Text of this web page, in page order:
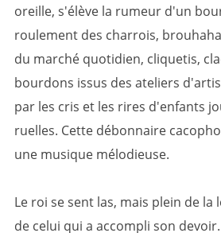
oreille, s'élève la rumeur d'un
roulement des charrois,
du marché quotidien, cliquetis,
bourdons issus des ateliers
par les cris et les rires d'enfants
ruelles. Cette débonnaire
une musique mélodieuse.
Le roi se sent las, mais plein de
de celui qui a accompli son